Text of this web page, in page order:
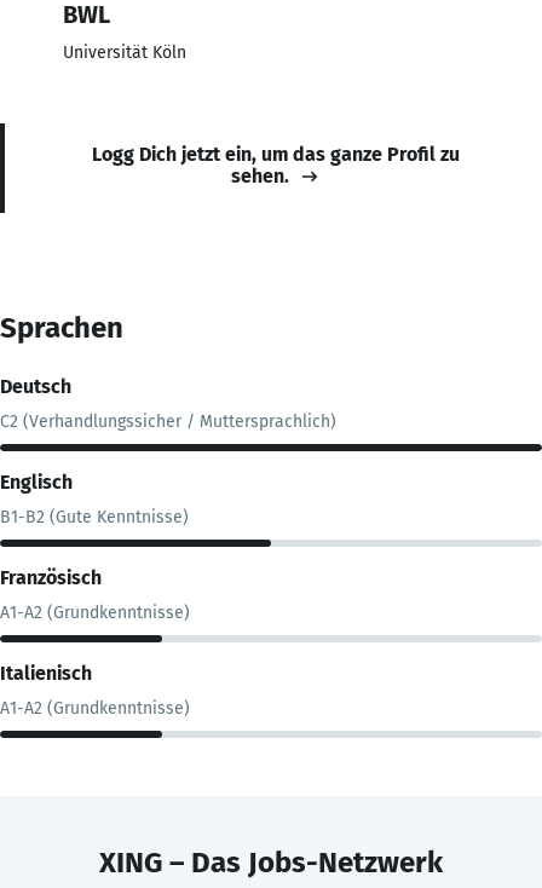
BWL
Universität Köln
Logg Dich jetzt ein, um das ganze Profil zu
sehen.
Sprachen
Deutsch
C2 (Verhandlungssicher / Muttersprachlich)
Englisch
B1-B2 (Gute Kenntnisse)
Französisch
A1-A2 (Grundkenntnisse)
Italienisch
A1-A2 (Grundkenntnisse)
XING – Das Jobs-Netzwerk